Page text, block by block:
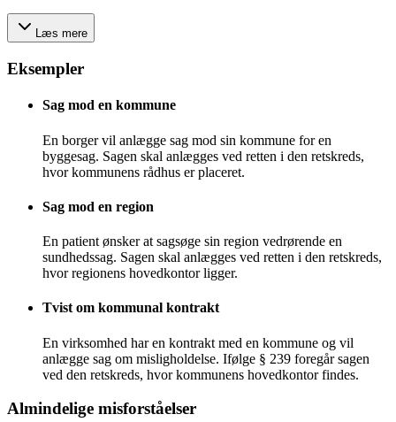
Læs mere
Eksempler
Sag mod en kommune
En borger vil anlægge sag mod sin kommune for en
byggesag. Sagen skal anlægges ved retten i den retskreds,
hvor kommunens rådhus er placeret.
Sag mod en region
En patient ønsker at sagsøge sin region vedrørende en
sundhedssag. Sagen skal anlægges ved retten i den retskreds,
hvor regionens hovedkontor ligger.
Tvist om kommunal kontrakt
En virksomhed har en kontrakt med en kommune og vil
anlægge sag om misligholdelse. Ifølge § 239 foregår sagen
ved den retskreds, hvor kommunens hovedkontor findes.
Almindelige misforståelser